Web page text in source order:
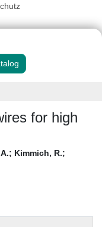
for high
; Kimmich, R.;